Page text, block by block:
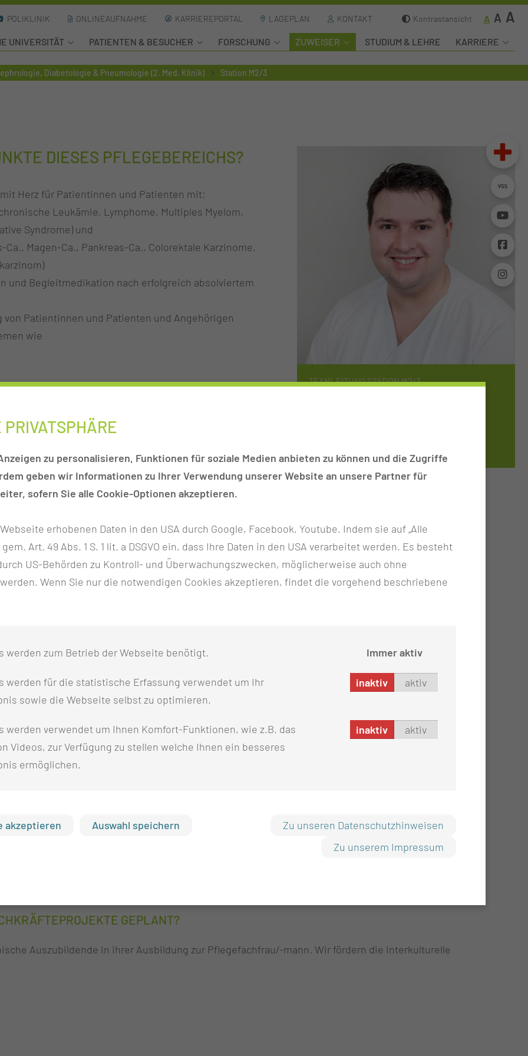
POLIKLINIK ONLINEAUFNAHME KARRIEREPORTAL LAGEPLAN KONTAKT Kontrastansicht A A A
UNIVERSITÄT PATIENTEN & BESUCHER FORSCHUNG ZUWEISER STUDIUM & LEHRE KARRIERE
Diabetologie & Pneumologie (2. Med. Klinik) Station M2/3
TEAMLEITUNG STATION M2/3
DIESES PFLEGEBEREICHS?
Herz für Patientinnen und Patienten mit:
Leukämie, Lymphome, Multiples Myelom,
Syndrome) und
Magen-Ca., Pankreas-Ca., Colorektale Karzinome,
und Begleitmedikation nach erfolgreich absolviertem
Patientinnen und Patienten und Angehörigen
wie
vor/während/nach autologer Stammzelltransplantation
Onkologie – Supportive Therapie“
pflegerische Versorgung
Pflege/Onkologische Fallbesprechung
ANGEWENDET?
Onkologie)
UNSERE MITARBEITERINNEN UND MITARBEITER?
Team:
abgeschlossener Weiterbildung in der Onkologie und/oder Praxisanleitung
und Pflegestudenten, MTL, MTR
GEPLANT?
Auszubildende in ihrer Ausbildung zur Pflegefachfrau/-mann. Wir fördern die interkulturelle
zu personalisieren, Funktionen für soziale Medien anbieten zu können und die Zugriffe
geben wir Informationen zu Ihrer Verwendung unserer Website an unsere Partner für
sofern Sie alle Cookie-Optionen akzeptieren.
erhobenen Daten in den USA durch Google, Facebook, Youtube. Indem sie auf „Alle
Art. 49 Abs. 1 S. 1 lit. a DSGVO ein, dass Ihre Daten in den USA verarbeitet werden. Es besteht
US-Behörden zu Kontroll- und Überwachungszwecken, möglicherweise auch ohne
Wenn Sie nur die notwendigen Cookies akzeptieren, findet die vorgehend beschriebene
werden zum Betrieb der Webseite benötigt. Immer aktiv
werden für die statistische Erfassung verwendet um Ihr
sowie die Webseite selbst zu optimieren.
inaktiv aktiv
werden verwendet um Ihnen Komfort-Funktionen, wie z.B. das
Videos, zur Verfügung zu stellen welche Ihnen ein besseres
ermöglichen.
inaktiv aktiv
akzeptieren Auswahl speichern
Zu unseren Datenschutzhinweisen
Zu unserem Impressum